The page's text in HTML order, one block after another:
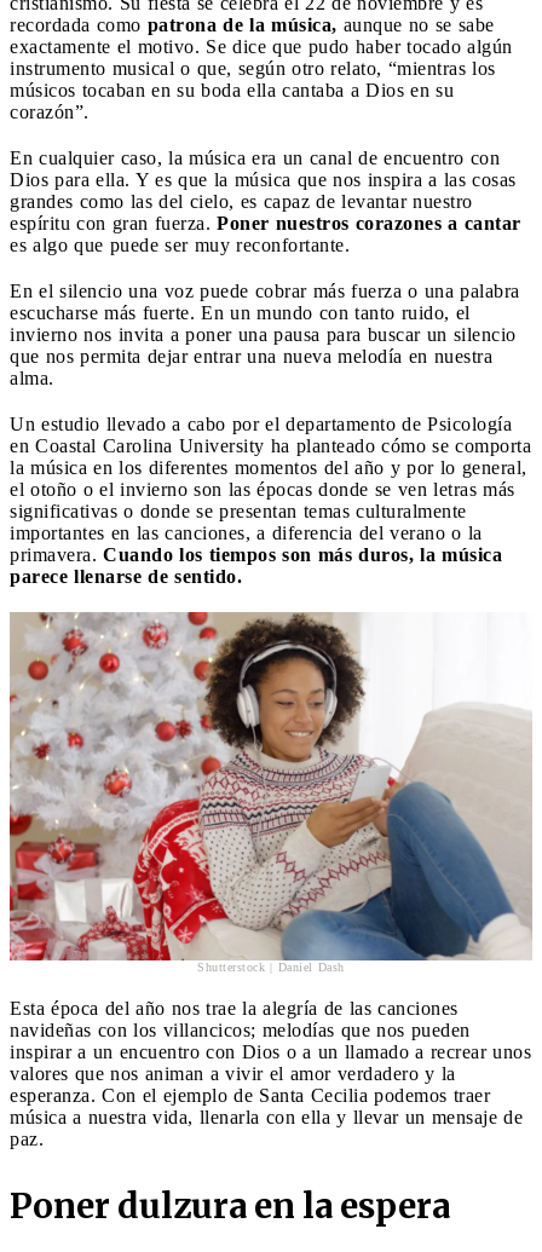
recordada como patrona de la música, aunque no se sabe
exactamente el motivo. Se dice que pudo haber tocado algún
instrumento musical o que, según otro relato, “mientras los
músicos tocaban en su boda ella cantaba a Dios en su
corazón”.
En cualquier caso, la música era un canal de encuentro con
Dios para ella. Y es que la música que nos inspira a las cosas
grandes como las del cielo, es capaz de levantar nuestro
espíritu con gran fuerza. Poner nuestros corazones a cantar
es algo que puede ser muy reconfortante.
En el silencio una voz puede cobrar más fuerza o una palabra
escucharse más fuerte. En un mundo con tanto ruido, el
invierno nos invita a poner una pausa para buscar un silencio
que nos permita dejar entrar una nueva melodía en nuestra
alma.
Un estudio llevado a cabo por el departamento de Psicología
en Coastal Carolina University ha planteado cómo se comporta
la música en los diferentes momentos del año y por lo general,
el otoño o el invierno son las épocas donde se ven letras más
significativas o donde se presentan temas culturalmente
importantes en las canciones, a diferencia del verano o la
primavera. Cuando los tiempos son más duros, la música
parece llenarse de sentido.
Shutterstock | Daniel Dash
Esta época del año nos trae la alegría de las canciones
navideñas con los villancicos; melodías que nos pueden
inspirar a un encuentro con Dios o a un llamado a recrear unos
valores que nos animan a vivir el amor verdadero y la
esperanza. Con el ejemplo de Santa Cecilia podemos traer
música a nuestra vida, llenarla con ella y llevar un mensaje de
paz.
Poner dulzura en la espera